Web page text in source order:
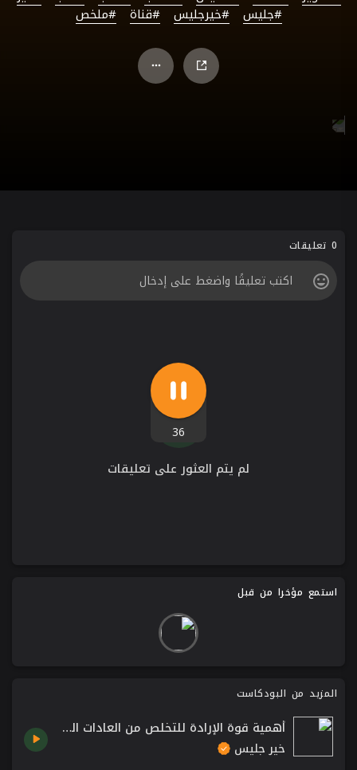
#جليس
#خيرجليس #قناة #ملخص
36
0 تعليقات
لم يتم العثور على تعليقات
استمع مؤخرا من قبل
المزيد من البودكاست
أهمية قوة الإرادة للتخلص من العادات السيئة - إعادة الضبط بقلم ريتشارد أوكونور
خير جليس